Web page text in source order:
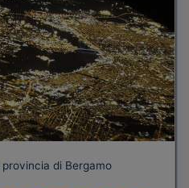
di Bergamo